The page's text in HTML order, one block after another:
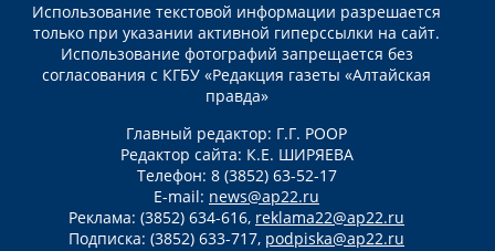
Использование текстовой информации разрешается
только при указании активной гиперссылки на сайт.
Использование фотографий запрещается без
согласования с КГБУ «Редакция газеты «Алтайская
правда»
Главный редактор: Г.Г. РООР
Редактор сайта: К.Е. ШИРЯЕВА
Телефон: 8 (3852) 63-52-17
E-mail: news@ap22.ru
Реклама: (3852) 634-616, reklama22@ap22.ru
Подписка: (3852) 633-717, podpiska@ap22.ru